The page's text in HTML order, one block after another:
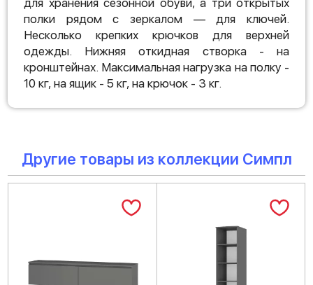
для хранения сезонной обуви, а три открытых
полки рядом с зеркалом — для ключей.
Несколько крепких крючков для верхней
одежды. Нижняя откидная створка - на
кронштейнах. Максимальная нагрузка на полку -
10 кг, на ящик - 5 кг, на крючок - 3 кг.
Другие товары из коллекции Симпл